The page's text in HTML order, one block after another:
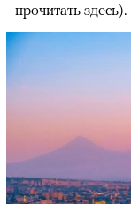
прочитать здесь).